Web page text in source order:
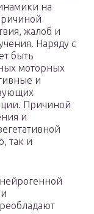
на
жалоб и
Наряду с
быть
моторных
и
Причиной
и
так и